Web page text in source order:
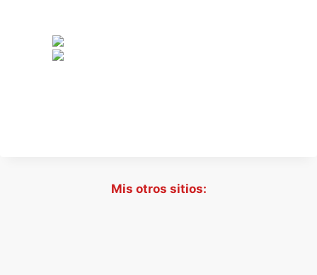
Mis otros sitios: